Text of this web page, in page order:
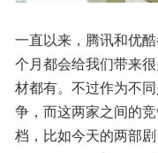
一直以来，腾讯和优
个月都会给我们带来
材都有。不过作为不
争，而这两家之间的
档，比如今天的两部